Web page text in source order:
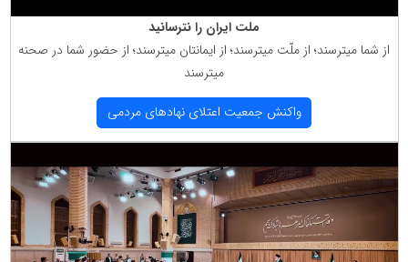
ملت ایران را نترسانید
از شما میترسند؛ از ملّت میترسند؛ از ایمانتان میترسند؛ از حضور شما در صحنه
میترسند
واكنش جمعیت اعتلای نهادهای مردمی